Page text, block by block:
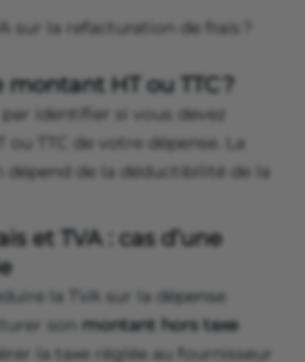
sur la refacturation de frais ?
HT ou TTC ?
identifier si vous devez
TTC de votre dépense. La
dépend de la déductibilité de la
et TVA : cas d’une
la TVA sur la dépense
son montant hors taxe
la taxe réglée au fournisseur